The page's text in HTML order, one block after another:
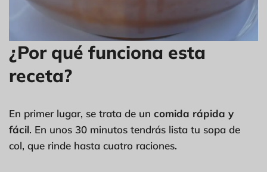
¿Por qué funciona esta
receta?
En primer lugar, se trata de un comida rápida y
fácil. En unos 30 minutos tendrás lista tu sopa de
col, que rinde hasta cuatro raciones.